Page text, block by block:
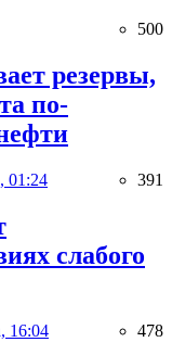
500
резервы,
по-
01:24 391
слабого
16:04 478